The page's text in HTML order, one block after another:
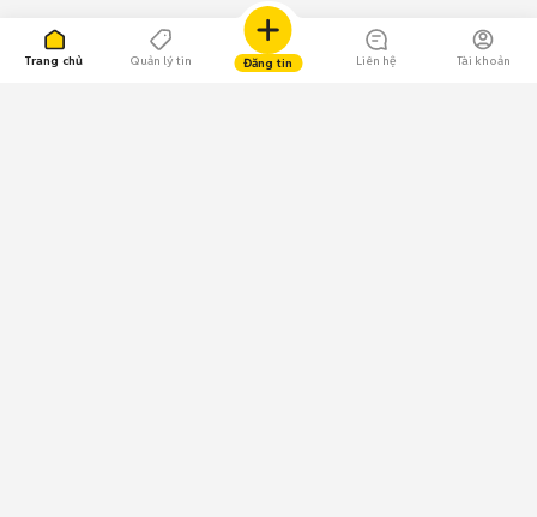
Trang chủ Quản lý tin Đăng tin Liên hệ Tài khoản